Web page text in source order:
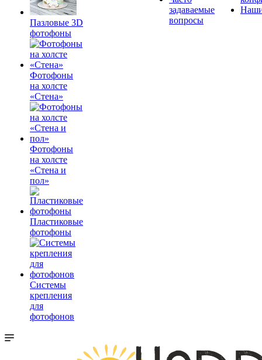
Пазловые 3D
фотофоны
Фотофоны
на холсте
«Стена»
Фотофоны
на холсте
«Стена и
пол»
Пластиковые
фотофоны
Системы
крепления
для
фотофонов
задаваемые
вопросы